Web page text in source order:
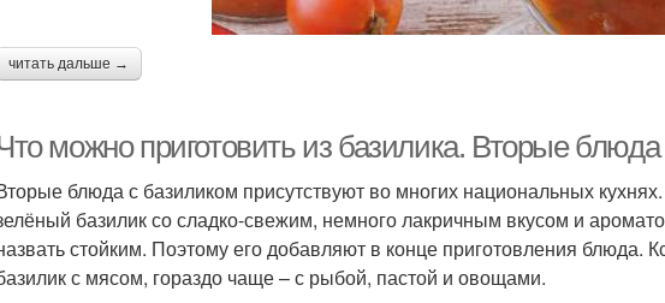
читать дальше →
можно приготовить из базилика. Вторые
блюда с базиликом присутствуют во многих национальных
базилик со сладко-свежим, немного лакричным вкусом и
стойким. Поэтому его добавляют в конце приготовления блюда.
с мясом, гораздо чаще – с рыбой, пастой и овощами.